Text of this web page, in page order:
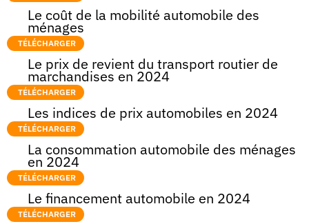
Le coût de la mobilité automobile des
ménages
TÉLÉCHARGER
Le prix de revient du transport routier de
marchandises en 2024
TÉLÉCHARGER
Les indices de prix automobiles en 2024
TÉLÉCHARGER
La consommation automobile des ménages
en 2024
TÉLÉCHARGER
Le financement automobile en 2024
TÉLÉCHARGER